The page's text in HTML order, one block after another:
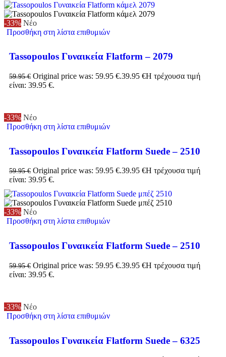
-33% Νέο
Προσθήκη στη λίστα επιθυμιών
Tassopoulos Γυναικεία Flatform – 2079
59.95€ Original price was: 59.95 €.39.95 €Η τρέχουσα τιμή
είναι: 39.95 €.
-33% Νέο
Προσθήκη στη λίστα επιθυμιών
Tassopoulos Γυναικεία Flatform Suede – 2510
59.95€ Original price was: 59.95 €.39.95 €Η τρέχουσα τιμή
είναι: 39.95 €.
-33% Νέο
Προσθήκη στη λίστα επιθυμιών
Tassopoulos Γυναικεία Flatform Suede – 2510
59.95€ Original price was: 59.95 €.39.95 €Η τρέχουσα τιμή
είναι: 39.95 €.
-33% Νέο
Προσθήκη στη λίστα επιθυμιών
Tassopoulos Γυναικεία Flatform Suede – 6325